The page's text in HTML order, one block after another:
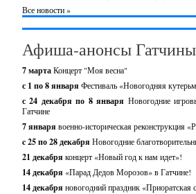
Все новости »
Афиша-анонсы Гатчины
7 мартаКонцерт "Моя весна"
с 1 по 8 января Фестиваль «Новогодняя
с 24 декабря по 8 января Новогодние
Гатчине
7 января военно-историческая реконструкция
c 25 по 28 декабря Новогодние
21 декабря концерт «Новый год к нам идет»!
14 декабря «Парад Дедов Морозов» в Гатчине!
14 декабря новогодний праздник «Приоратская